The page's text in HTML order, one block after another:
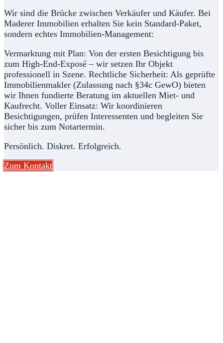
Wir sind die Brücke zwischen Verkäufer und Käufer. Bei
Maderer Immobilien erhalten Sie kein Standard-Paket,
sondern echtes Immobilien-Management:
Vermarktung mit Plan: Von der ersten Besichtigung bis
zum High-End-Exposé – wir setzen Ihr Objekt
professionell in Szene. Rechtliche Sicherheit: Als geprüfte
Immobilienmakler (Zulassung nach §34c GewO) bieten
wir Ihnen fundierte Beratung im aktuellen Miet- und
Kaufrecht. Voller Einsatz: Wir koordinieren
Besichtigungen, prüfen Interessenten und begleiten Sie
sicher bis zum Notartermin.
Persönlich. Diskret. Erfolgreich.
Zum Kontakt